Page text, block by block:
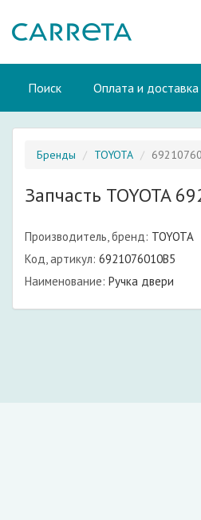
Поиск Оплата и доставка
Бренды TOYOTA
Запчасть TOYOTA
Производитель, бренд: TOYOTA
Код, артикул: 6921076010B5
Наименование: Ручка двери